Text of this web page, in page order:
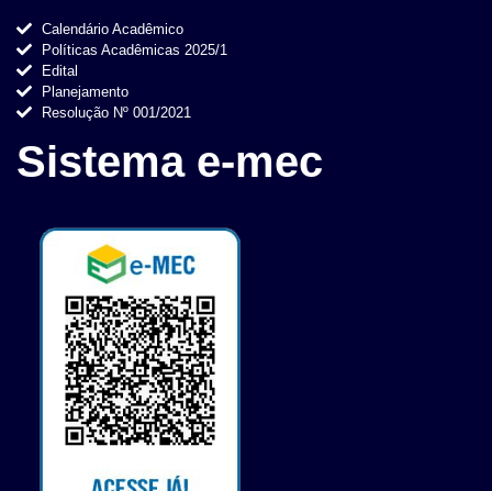
Calendário Acadêmico
Políticas Acadêmicas 2025/1
Edital
Planejamento
Resolução Nº 001/2021
Sistema e-mec